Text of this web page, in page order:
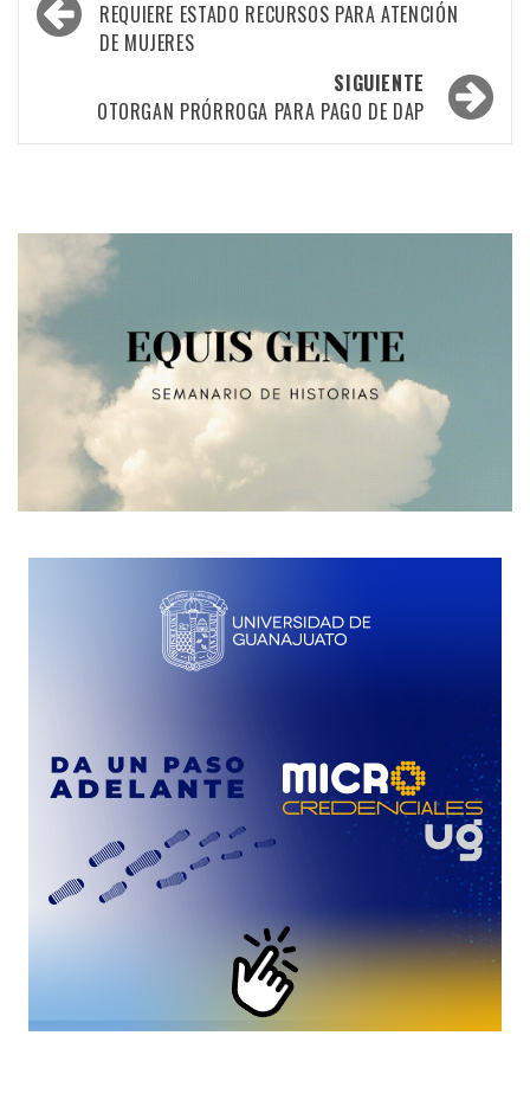
por
entradas
REQUIERE ESTADO RECURSOS PARA ATENCIÓN
DE MUJERES
SIGUIENTE
OTORGAN PRÓRROGA PARA PAGO DE DAP